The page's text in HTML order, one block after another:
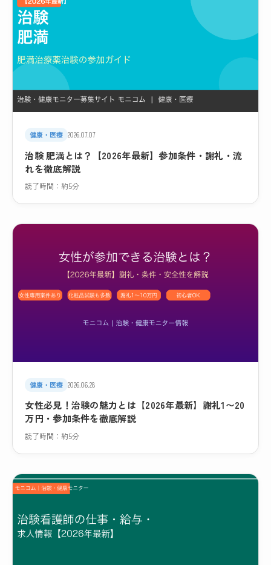
健康・医療 2026.07.07
治験 肥満とは？【2026年最新】参加条件・謝礼・流
れを徹底解説
読了時間：約5分
健康・医療 2026.06.28
女性必見！治験の魅力とは【2026年最新】謝礼1〜20
万円・参加条件を徹底解説
読了時間：約5分